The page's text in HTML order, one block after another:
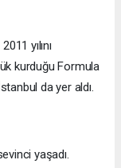
yılını
kurduğu Formula
da yer aldı.
yaşadı.